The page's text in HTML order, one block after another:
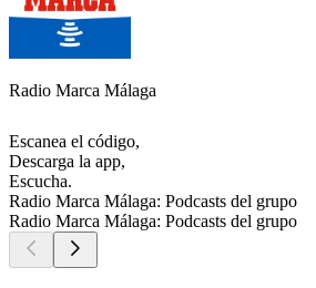
Radio Marca Málaga
Escanea el código,
Descarga la app,
Escucha.
Radio Marca Málaga: Podcasts del grupo
Radio Marca Málaga: Podcasts del grupo